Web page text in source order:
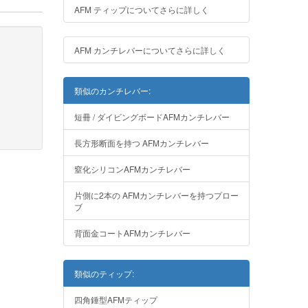
AFM ティップについてさらに詳しく
AFM カンチレバーについてさらに詳しく
類似のカンチレバー:
短冊 / ダイビングボードAFMカンチレバー
長方形断面を持つ AFMカンチレバー
窒化シリコンAFMカンチレバー
片側に2本の AFMカンチレバーを持つプロー
ブ
背面金コートAFMカンチレバー
類似のティップ:
四角錘型AFMティップ